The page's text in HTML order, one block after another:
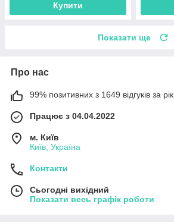
Купити
Показати ще
Про нас
99% позитивних з 1649 відгуків за рік
Працює з 04.04.2022
м. Київ
Київ, Україна
Контакти
Сьогодні вихідний
Показати весь графік роботи